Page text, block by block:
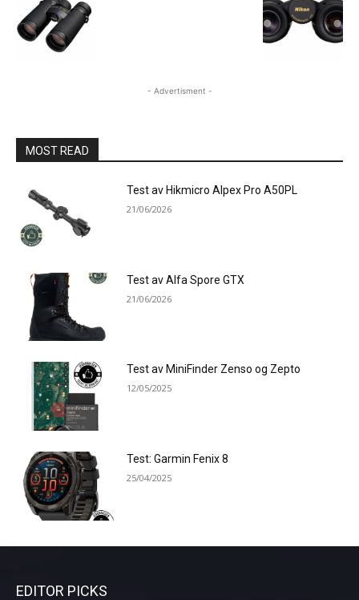
- Advertisment -
MOST READ
Test av Hikmicro Alpex Pro A50PL
21/06/2026
Test av Alfa Spore GTX
21/06/2026
Test av MiniFinder Zenso og Zepto
12/05/2025
Test: Garmin Fenix 8
25/04/2025
EDITOR PICKS